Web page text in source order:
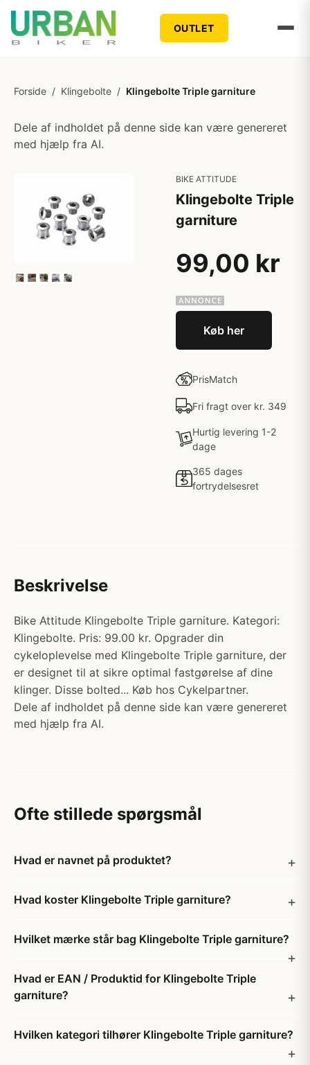
OUTLET
Forside / Klingebolte / Klingebolte Triple garniture
Dele af indholdet på denne side kan være genereret
med hjælp fra AI.
BIKE ATTITUDE
Klingebolte Triple
garniture
99,00 kr
Køb her
PrisMatch
Fri fragt over kr. 349
Hurtig levering 1-2
dage
365 dages
fortrydelsesret
Beskrivelse
Bike Attitude Klingebolte Triple garniture. Kategori:
Klingebolte. Pris: 99.00 kr. Opgrader din
cykeloplevelse med Klingebolte Triple garniture, der
er designet til at sikre optimal fastgørelse af dine
klinger. Disse bolted... Køb hos Cykelpartner.
Dele af indholdet på denne side kan være genereret
med hjælp fra AI.
Ofte stillede spørgsmål
Hvad er navnet på produktet?
Hvad koster Klingebolte Triple garniture?
Hvilket mærke står bag Klingebolte Triple garniture?
Hvad er EAN / Produktid for Klingebolte Triple
garniture?
Hvilken kategori tilhører Klingebolte Triple garniture?